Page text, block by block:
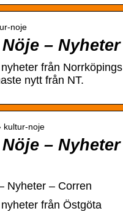
noje
– Nyheter
från Norrköpings
nytt från NT.
kultur-noje
–
Nyheter – Corren
från Östgöta